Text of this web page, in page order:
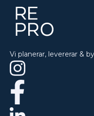
Vi planerar, levererar &